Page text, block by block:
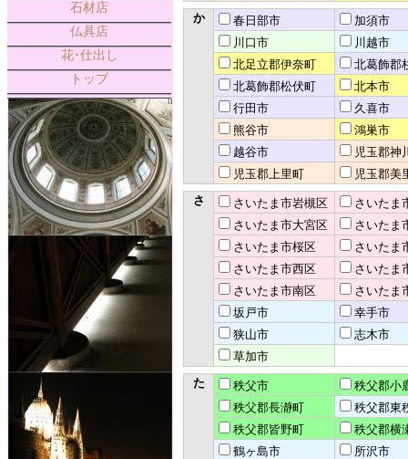
石材店
仏具店
花･仕出し
トップ
か
春日部市
加須市
川口市
川越市
北足立郡伊奈町
北葛飾郡
北葛飾郡松伏町
北本市
行田市
久喜市
熊谷市
鴻巣市
越谷市
児玉郡神
児玉郡上里町
児玉郡美
さ
さいたま市岩槻区
さいたま
さいたま市大宮区
さいたま
さいたま市桜区
さいたま
さいたま市西区
さいたま
さいたま市南区
さいたま
坂戸市
幸手市
狭山市
志木市
草加市
た
秩父市
秩父郡小
秩父郡長瀞町
秩父郡東
秩父郡皆野町
秩父郡横
鶴ヶ島市
所沢市